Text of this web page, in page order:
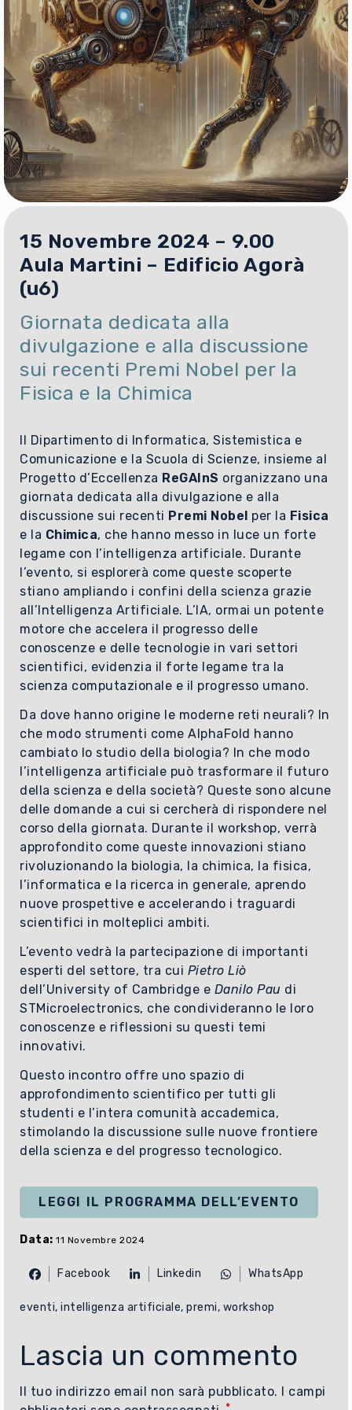
15 Novembre 2024 – 9.00
Aula Martini – Edificio Agorà
(u6)
Giornata dedicata alla
divulgazione e alla discussione
sui recenti Premi Nobel per la
Fisica e la Chimica
Il Dipartimento di Informatica, Sistemistica e
Comunicazione e la Scuola di Scienze, insieme al
Progetto d’Eccellenza ReGAInS organizzano una
giornata dedicata alla divulgazione e alla
discussione sui recenti Premi Nobel per la Fisica
e la Chimica, che hanno messo in luce un forte
legame con l’intelligenza artificiale. Durante
l’evento, si esplorerà come queste scoperte
stiano ampliando i confini della scienza grazie
all’Intelligenza Artificiale. L’IA, ormai un potente
motore che accelera il progresso delle
conoscenze e delle tecnologie in vari settori
scientifici, evidenzia il forte legame tra la
scienza computazionale e il progresso umano.
Da dove hanno origine le moderne reti neurali? In
che modo strumenti come AlphaFold hanno
cambiato lo studio della biologia? In che modo
l’intelligenza artificiale può trasformare il futuro
della scienza e della società? Queste sono alcune
delle domande a cui si cercherà di rispondere nel
corso della giornata. Durante il workshop, verrà
approfondito come queste innovazioni stiano
rivoluzionando la biologia, la chimica, la fisica,
l’informatica e la ricerca in generale, aprendo
nuove prospettive e accelerando i traguardi
scientifici in molteplici ambiti.
L’evento vedrà la partecipazione di importanti
esperti del settore, tra cui Pietro Liò
dell’University of Cambridge e Danilo Pau di
STMicroelectronics, che condivideranno le loro
conoscenze e riflessioni su questi temi
innovativi.
Questo incontro offre uno spazio di
approfondimento scientifico per tutti gli
studenti e l’intera comunità accademica,
stimolando la discussione sulle nuove frontiere
della scienza e del progresso tecnologico.
LEGGI IL PROGRAMMA DELL’EVENTO
Data: 11 Novembre 2024
Facebook Linkedin WhatsApp
eventi, intelligenza artificiale, premi, workshop
Lascia un commento
Il tuo indirizzo email non sarà pubblicato. I campi